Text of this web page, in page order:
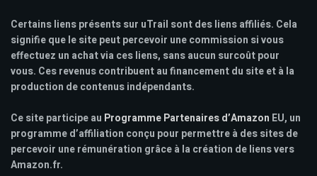
Certains liens présents sur uTrail sont des liens affiliés. Cela
signifie que le site peut percevoir une commission si vous
effectuez un achat via ces liens, sans aucun surcoût pour
vous. Ces revenus contribuent au financement du site et à la
production de contenus indépendants.
Ce site participe au Programme Partenaires d’Amazon EU, un
programme d’affiliation conçu pour permettre à des sites de
percevoir une rémunération grâce à la création de liens vers
Amazon.fr.